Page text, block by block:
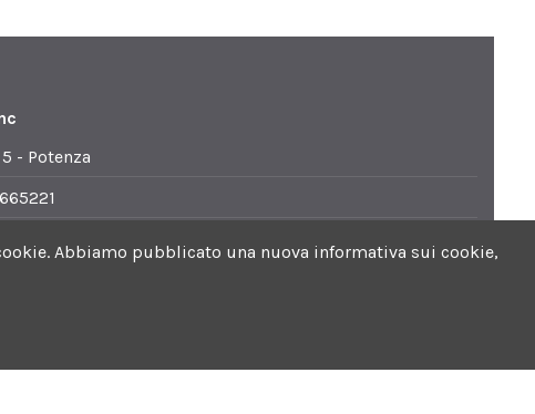
- Potenza
Sabato 8.30-13.30
Abbiamo pubblicato una nuova informativa sui cookie,